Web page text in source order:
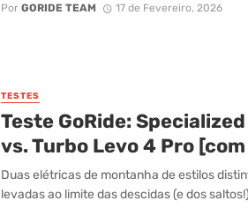
Por GORIDE TEAM 17 de Fevereiro, 2026
TESTES
Teste GoRide:
vs. Turbo Levo 4 Pro
Duas elétricas de montanha de estilos
levadas ao limite das descidas (e dos